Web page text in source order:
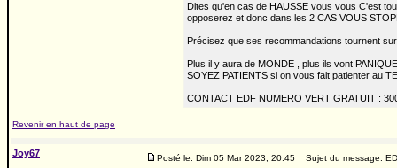
Dites qu'en cas de HAUSSE vous vous C'est
opposerez et donc dans les 2 CAS VOUS
Précisez que ses recommandations tournent
Plus il y aura de MONDE , plus ils vont
SOYEZ PATIENTS si on vous fait patienter au
CONTACT EDF NUMERO VERT GRATUIT :
Revenir en haut de page
Joy67 Posté le: Dim 05 Mar 2023, 20:45 Sujet du message: